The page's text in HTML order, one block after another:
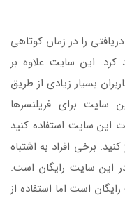
را در زمان کوتاهی
کرد. این سایت علاوه بر
بسیار زیادی از طریق
سایت برای فریلنسرها
این سایت استفاده کنید
خود شارژ کنید. برخی افراد به اشتباه
این سایت رایگان است.
است اما استفاده از